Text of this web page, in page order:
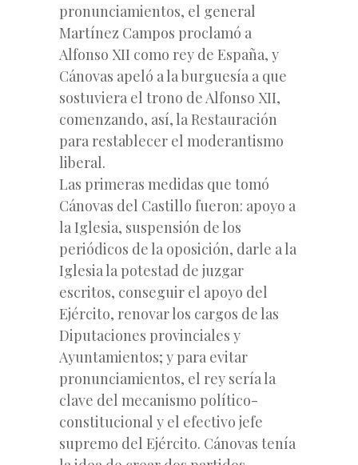
pronunciamientos, el general
Martínez Campos proclamó a
Alfonso XII como rey de España, y
Cánovas apeló a la burguesía a que
sostuviera el trono de Alfonso XII,
comenzando, así, la Restauración
para restablecer el moderantismo
liberal.
Las primeras medidas que tomó
Cánovas del Castillo fueron: apoyo a
la Iglesia, suspensión de los
periódicos de la oposición, darle a la
Iglesia la potestad de juzgar
escritos, conseguir el apoyo del
Ejército, renovar los cargos de las
Diputaciones provinciales y
Ayuntamientos; y para evitar
pronunciamientos, el rey sería la
clave del mecanismo político-
constitucional y el efectivo jefe
supremo del Ejército. Cánovas tenía